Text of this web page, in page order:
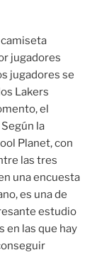
jugadores
jugadores se
Lakers
el
la
Planet, con
las tres
una encuesta
es una de
estudio
en las que hay